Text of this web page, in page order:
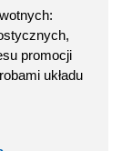
promocji
układu